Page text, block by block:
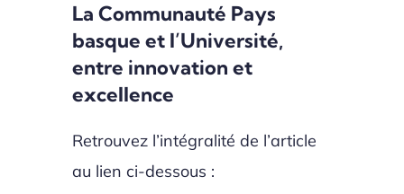
Appels à projets
La Communauté Pays
basque et l’Université,
entre innovation et
excellence
Retrouvez l’intégralité de l’article
au lien ci-dessous :